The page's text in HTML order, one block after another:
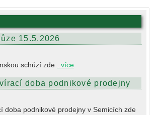
15.5.2026
schůzí zde
..více
doba podnikové prodejny
doba podnikové prodejny v Semicích zde